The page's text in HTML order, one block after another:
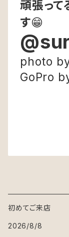
頑張って
す😁
photo
GoPro
初めてご来店
2026/8/8